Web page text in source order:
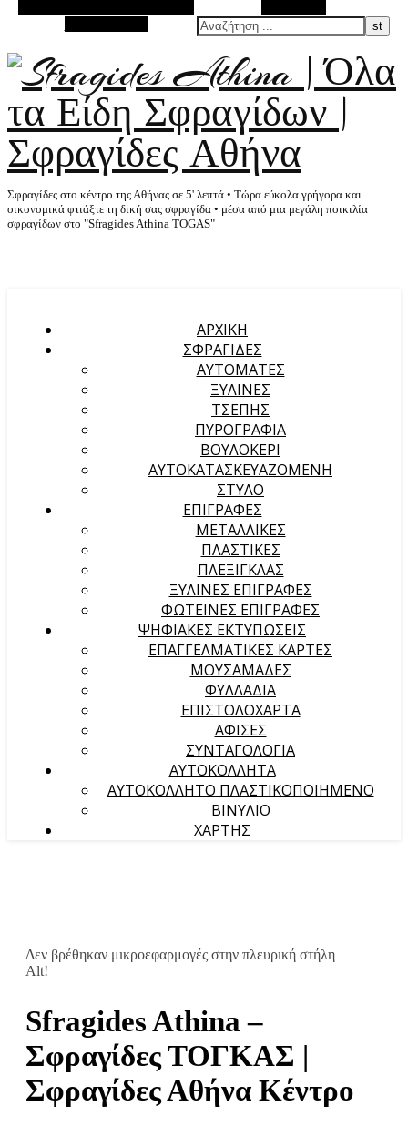
Σφραγίδες στο κέντρο της Αθήνας σε 5' λεπτά • Τώρα εύκολα γρήγορα και
οικονομικά φτιάξτε τη δική σας σφραγίδα • μέσα από μια μεγάλη ποικιλία
σφραγίδων στο "Sfragides Athina TOGAS"
ΑΡΧΙΚΉ
ΣΦΡΑΓΙΔΕΣ
ΑΥΤΟΜΑΤΕΣ
ΞΥΛΙΝΕΣ
ΤΣΕΠΗΣ
ΠΥΡΟΓΡΑΦΙΑ
ΒΟΥΛΟΚΕΡΙ
ΑΥΤΟΚΑΤΑΣΚΕΥΑΖΟΜΕΝΗ
ΣΤΥΛΟ
ΕΠΙΓΡΑΦΕΣ
ΜΕΤΑΛΛΙΚΕΣ
ΠΛΑΣΤΙΚΕΣ
ΠΛΕΞΙΓΚΛΑΣ
ΞΥΛΙΝΕΣ ΕΠΙΓΡΑΦΕΣ
ΦΩΤΕΙΝΕΣ ΕΠΙΓΡΑΦΕΣ
ΨΗΦΙΑΚΕΣ ΕΚΤΥΠΩΣΕΙΣ
ΕΠΑΓΓΕΛΜΑΤΙΚΕΣ ΚΑΡΤΕΣ
ΜΟΥΣΑΜΑΔΕΣ
ΦΥΛΛΑΔΙΑ
ΕΠΙΣΤΟΛΟΧΑΡΤΑ
ΑΦΙΣΕΣ
ΣΥΝΤΑΓΟΛΟΓΙΑ
ΑΥΤΟΚΟΛΛΗΤΑ
ΑΥΤΟΚΟΛΛΗΤΟ ΠΛΑΣΤΙΚΟΠΟΙΗΜΕΝΟ
ΒΙΝΥΛΙΟ
ΧΑΡΤΗΣ
Δεν βρέθηκαν μικροεφαρμογές στην πλευρική στήλη
Alt!
Sfragides Athina –
Σφραγίδες ΤΟΓΚΑΣ |
Σφραγίδες Αθήνα Κέντρο